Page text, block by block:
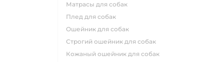
матрасы для собак
плед для собак
ошейник для собак
строгий ошейник для собак
кожаный ошейник для собак